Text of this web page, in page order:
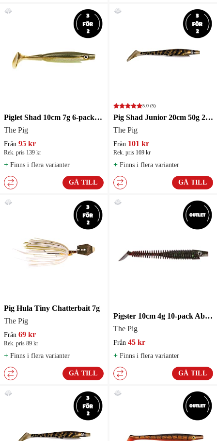
Piglet Shad 10cm 7g 6-pack Jigg
The Pig
Från 95 kr
Rek. pris 139 kr
+ Finns i flera varianter
GÅ TILL
5.0 (5)
Pig Shad Junior 20cm 50g 2-pack Gäddjigg
The Pig
Från 101 kr
Rek. pris 169 kr
+ Finns i flera varianter
GÅ TILL
Pig Hula Tiny Chatterbait 7g
The Pig
Från 69 kr
Rek. pris 89 kr
+ Finns i flera varianter
GÅ TILL
Pigster 10cm 4g 10-pack Abborrejigg
The Pig
Från 45 kr
+ Finns i flera varianter
GÅ TILL